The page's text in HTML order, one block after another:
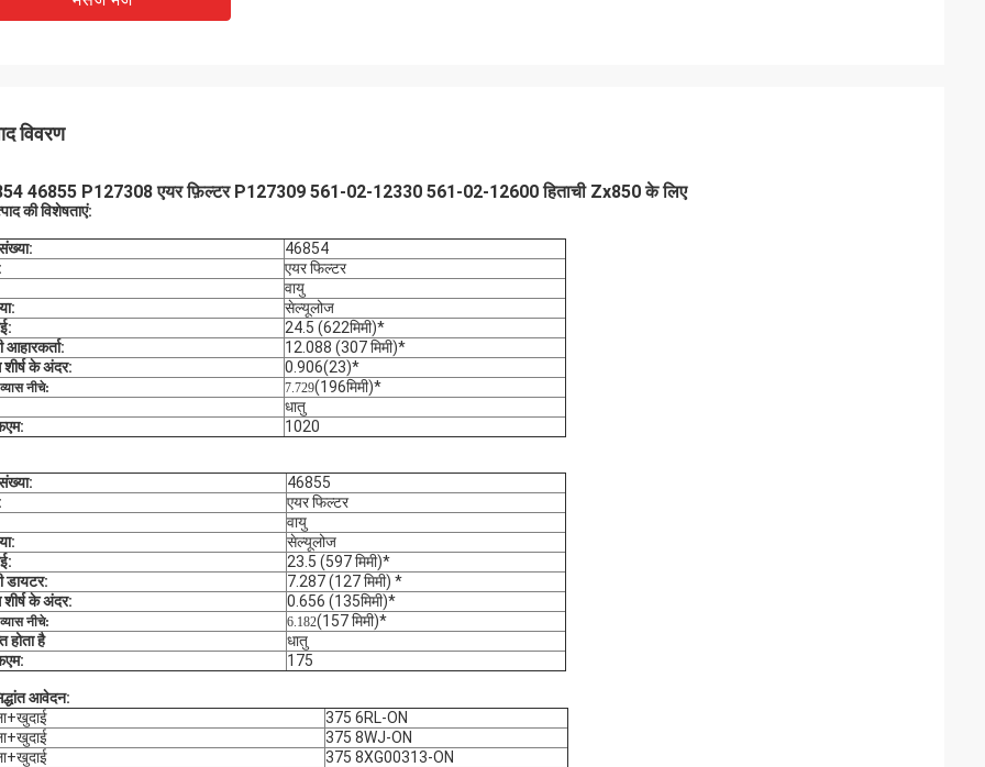
विवरण
46855 P127308 एयर फ़िल्टर P127309 561-02-12330 561-02-12600 हिताची Zx850 के लिए
की विशेषताएं:
46854
एयर फिल्टर
वायु
सेल्यूलोज
24.5 (622मिमी)*
आहारकर्ता:
12.088 (307 मिमी)*
शीर्ष के अंदर:
0.906(23)*
नीचे: 7.729(196मिमी)*
धातु
1020
46855
एयर फिल्टर
वायु
सेल्यूलोज
23.5 (597 मिमी)*
डायटर:
7.287 (127 मिमी) *
शीर्ष के अंदर:
0.656 (135मिमी)*
नीचे: 6.182(157 मिमी)*
होता है
धातु
175
आवेदन:
375 6RL-ON
375 8WJ-ON
375 8XG00313-ON